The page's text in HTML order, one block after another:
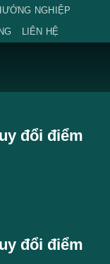
NGHIỆP
LIÊN HỆ
đổi điểm
đổi điểm